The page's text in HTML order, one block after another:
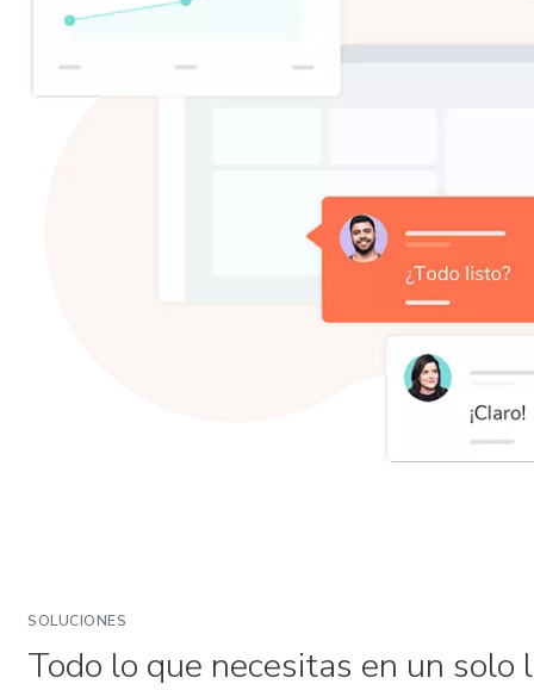
SOLUCIONES
Todo lo que necesitas en un solo